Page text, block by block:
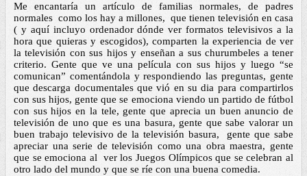
Me encantaría un artículo de familias normales, de padres
normales  como los hay a millones,  que tienen televisión en casa
( y aquí incluyo ordenador dónde ver formatos televisivos a la
hora que quieras y escogidos), comparten la experiencia de ver
la televisión con sus hijos y enseñan a sus churumbeles a tener
criterio. Gente que ve una película con sus hijos y luego “se
comunican” comentándola y respondiendo las preguntas, gente
que descarga documentales que vió en su dia para compartirlos
con sus hijos, gente que se emociona viendo un partido de fútbol
con sus hijos en la tele, gente que aprecia un buen anuncio de
televisión de uno que es una basura, gente que sabe valorar un
buen trabajo televisivo de la televisión basura,  gente que sabe
apreciar una serie de televisión como una obra maestra, gente
que se emociona al  ver los Juegos Olímpicos que se celebran al
otro lado del mundo y que se ríe con una buena comedia.